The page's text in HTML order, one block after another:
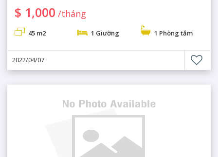
$ 1,000 /tháng
45 m2 1 Giường 1 Phòng tắm
2022/04/07